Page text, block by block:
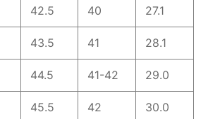
42.5 40 27.1
43.5 41 28.1
44.5 41-42 29.0
45.5 42 30.0